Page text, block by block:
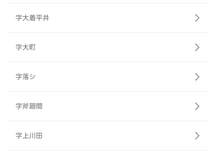
字大着平井
字大町
字落シ
字斧廻間
字上川田